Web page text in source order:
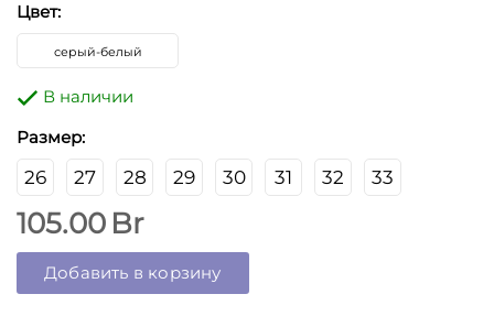
Цвет:
серый-белый
В наличии
Размер:
26 27 28 29 30 31 32 33
105.00 Br
Добавить в корзину